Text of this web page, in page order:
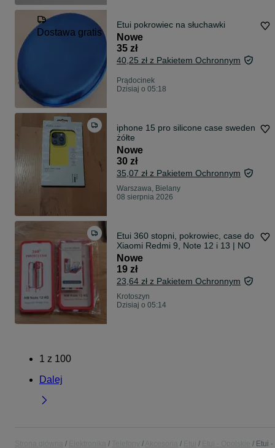
Dostawa gratis
Etui pokrowiec na słuchawki
Nowe
35 zł
40,25 zł z Pakietem Ochronnym
Prądocinek
Dzisiaj o 05:18
iphone 15 pro silicone case sweden
żółte
Nowe
30 zł
35,07 zł z Pakietem Ochronnym
Warszawa, Bielany
08 sierpnia 2026
Etui 360 stopni, pokrowiec, case do
Xiaomi Redmi 9, Note 12 i 13 | NO
Nowe
19 zł
23,64 zł z Pakietem Ochronnym
Krotoszyn
Dzisiaj o 05:14
1 z 100
Dalej
Etui -